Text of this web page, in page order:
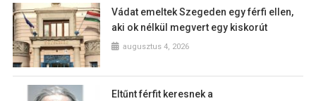
Vádat emeltek Szegeden egy férfi ellen,
aki ok nélkül megvert egy kiskorút
augusztus 4, 2026
Eltűnt férfit keresnek a